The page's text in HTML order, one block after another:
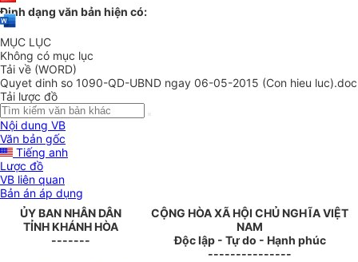
Định dạng văn bản hiện có:
MỤC LỤC
Không có mục lục
Tải về (WORD)
Quyet dinh so 1090-QD-UBND ngay 06-05-2015 (Con hieu luc).doc
Tải lược đồ
Nội dung VB
Văn bản gốc
Tiếng anh
Lược đồ
VB liên quan
Bản án áp dụng
ỦY BAN NHÂN DÂN
TỈNH KHÁNH HÒA
-------
CỘNG HÒA XÃ HỘI CHỦ NGHĨA VIỆT
NAM
Độc lập - Tự do - Hạnh phúc
---------------